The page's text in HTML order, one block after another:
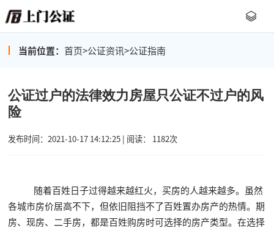
当前位置： 首页>公证资讯>公证指南
公证过户的法律效力房屋只公证不过户的风
险
发布时间：2021-10-17 14:12:25 | 阅读： 1182次
随着百姓日子过得越来越红火，买房的人越来越多。虽然
各城市房价居高不下，但依旧阻挡不了百姓置办房产的热情。期
房、现房、二手房，都是百姓购房时可选择的房产类型。在选择